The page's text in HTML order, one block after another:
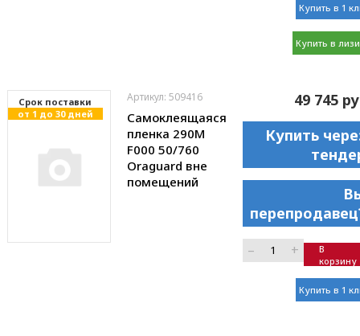
Купить в 1
Купить в
Cрок поставки
от 1 до 30 дней
Артикул: 509416
Самоклеящаяся
пленка 290M
F000 50/760
Oraguard вне
помещений
49 745
Купить
– +
В
корзину
Купить в 1